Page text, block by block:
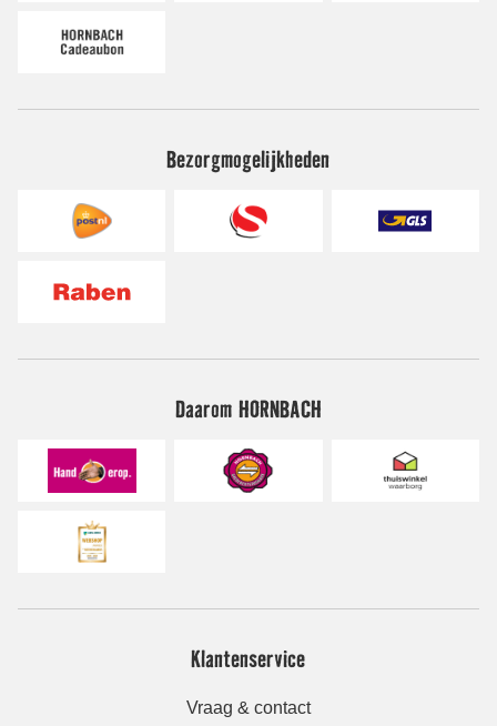
Bezorgmogelijkheden
Daarom HORNBACH
Klantenservice
Vraag & contact